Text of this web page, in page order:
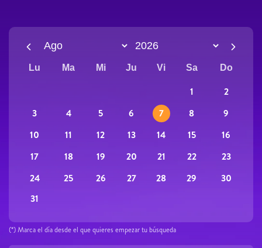
Lu Ma Mi Ju Vi Sa Do
1
2
3
4 5 6 7 8
9
10
11 12 13 14 15
16
17
18 19 20 21 22
23
24
25 26 27 28 29
30
31
(*) Marca el día desde el que quieres empezar tu búsqueda